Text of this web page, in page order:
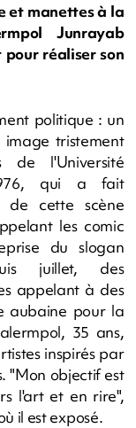
et manettes à la
Junrayab
réaliser son
politique : un
tristement
de l'Université
qui a fait
de cette scène
les comic
du slogan
juillet, des
appelant à des
aubaine pour la
35 ans,
inspirés par
"Mon objectif est
l'art et en rire",
il est exposé.